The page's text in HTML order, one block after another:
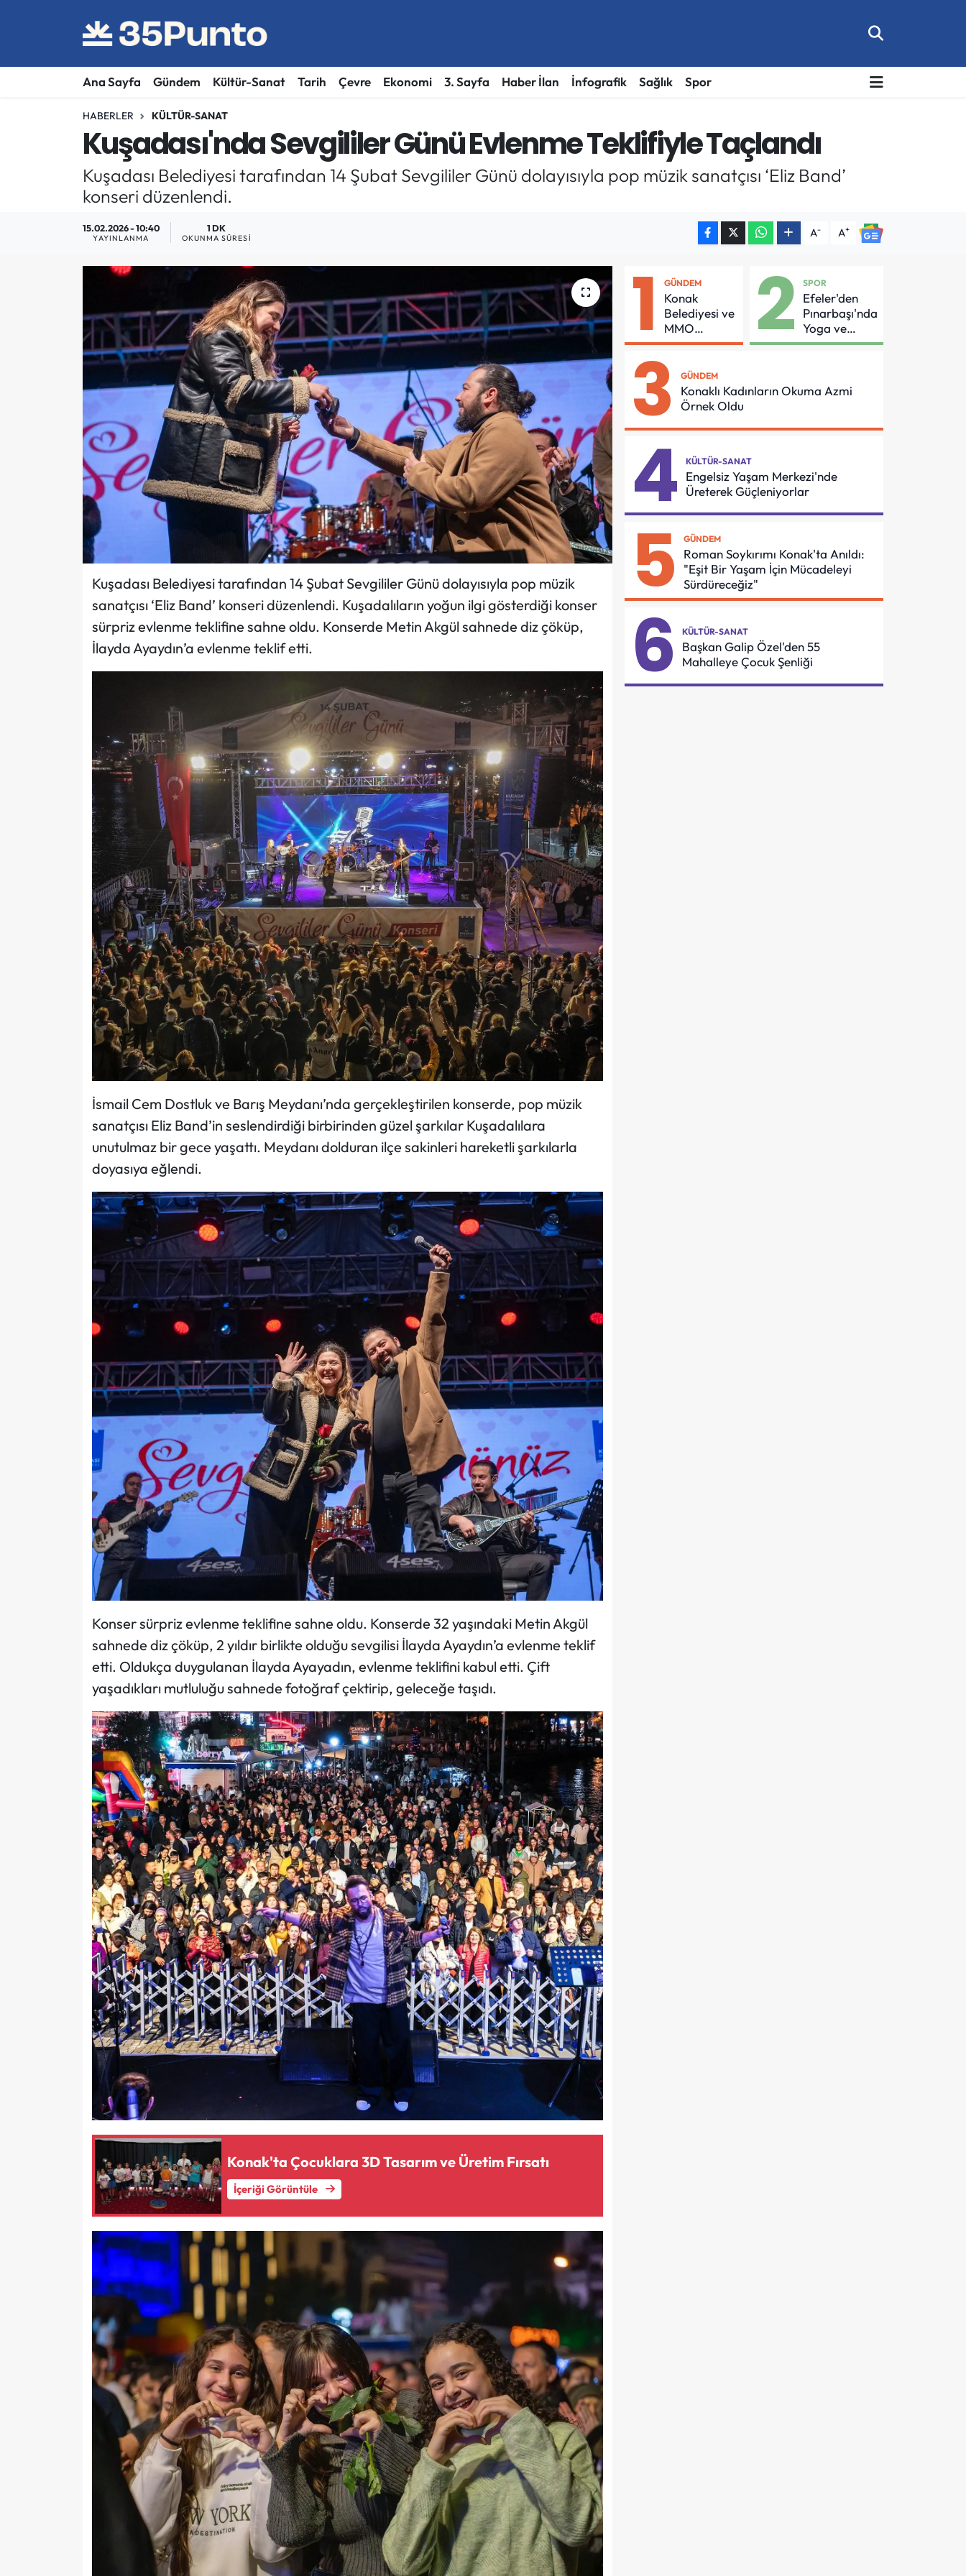
Ana Sayfa Gündem Kültür-Sanat Tarih Çevre Ekonomi 3. Sayfa Haber İlan İnfografik Sağlık Spor
HABERLER KÜLTÜR-SANAT
Kuşadası'nda Sevgililer Günü Evlenme Teklifiyle Taçlandı
Kuşadası Belediyesi tarafından 14 Şubat Sevgililer Günü dolayısıyla pop müzik sanatçısı ‘Eliz Band’
konseri düzenlendi.
15.02.2026 - 10:40
YAYINLANMA
1 DK
OKUNMA SÜRESI A- A+
Kuşadası Belediyesi tarafından 14 Şubat Sevgililer Günü dolayısıyla pop müzik
sanatçısı ‘Eliz Band’ konseri düzenlendi. Kuşadalıların yoğun ilgi gösterdiği konser
sürpriz evlenme teklifine sahne oldu. Konserde Metin Akgül sahnede diz çöküp,
İlayda Ayaydın’a evlenme teklif etti.
İsmail Cem Dostluk ve Barış Meydanı’nda gerçekleştirilen konserde, pop müzik
sanatçısı Eliz Band’in seslendirdiği birbirinden güzel şarkılar Kuşadalılara
unutulmaz bir gece yaşattı. Meydanı dolduran ilçe sakinleri hareketli şarkılarla
doyasıya eğlendi.
Konser sürpriz evlenme teklifine sahne oldu. Konserde 32 yaşındaki Metin Akgül
sahnede diz çöküp, 2 yıldır birlikte olduğu sevgilisi İlayda Ayaydın’a evlenme teklif
etti. Oldukça duygulanan İlayda Ayayadın, evlenme teklifini kabul etti. Çift
yaşadıkları mutluluğu sahnede fotoğraf çektirip, geleceğe taşıdı.
Konak'ta Çocuklara 3D Tasarım ve Üretim Fırsatı
İçeriği Görüntüle
1 GÜNDEM
Konak
Belediyesi ve
MMO
Arasında
Güvenliği İçin
Önemli
Protokol
2 SPOR
Efeler'den
Pınarbaşı'nda
Yoga ve
Pilates
3 GÜNDEM
Konaklı Kadınların Okuma Azmi
Örnek Oldu
4 KÜLTÜR-SANAT
Engelsiz Yaşam Merkezi'nde
Üreterek Güçleniyorlar
5 GÜNDEM
Roman Soykırımı Konak'ta Anıldı:
"Eşit Bir Yaşam İçin Mücadeleyi
Sürdüreceğiz"
6 KÜLTÜR-SANAT
Başkan Galip Özel'den 55
Mahalleye Çocuk Şenliği